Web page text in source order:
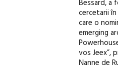
Bessard, a
cercetarii
care o
emerging
vos Jeex”,
Nanne de